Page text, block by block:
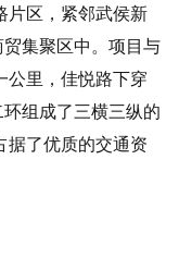
片区，紧邻武侯新
集聚区中。项目与
公里，佳悦路下穿
组成了三横三纵的
据了优质的交通资